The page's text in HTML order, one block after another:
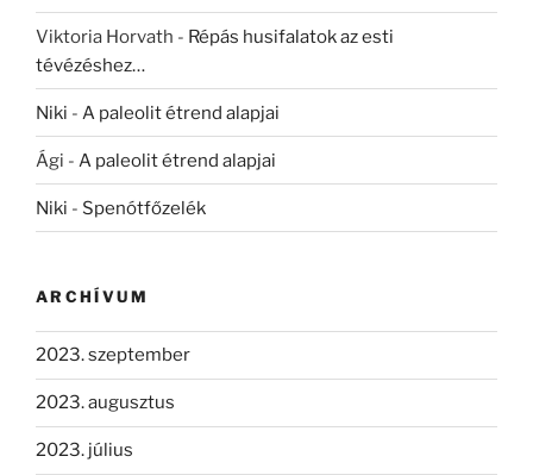
Viktoria Horvath - Répás husifalatok az esti
tévézéshez…
Niki - A paleolit étrend alapjai
Ági - A paleolit étrend alapjai
Niki - Spenótfőzelék
ARCHÍVUM
2023. szeptember
2023. augusztus
2023. július